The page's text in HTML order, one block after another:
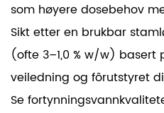
som høyere dosebehov
Sikt etter en brukbar
(ofte 3–1,0 %w/w) basert
veiledning og fôrutstyret
Se